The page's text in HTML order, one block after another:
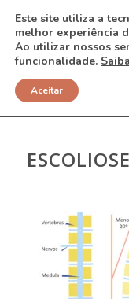
NOTÍCIAS
Este site utiliza a
melhor experiência
Ao utilizar nossos
funcionalidade.
Aceitar